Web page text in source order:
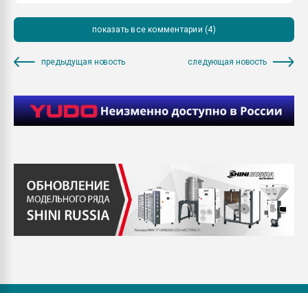
показать все комментарии (4)
предыдущая новость следующая новость